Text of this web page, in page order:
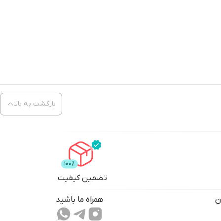
بازگشت به بالا
تضمین کیفیت
همراه ما باشید